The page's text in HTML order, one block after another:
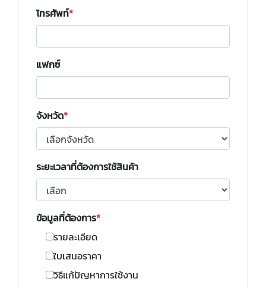
โทรศัพท์
แฟกซ์
จังหวัด
ระยะเวลาที่ต้องการใช้สินค้า
ข้อมูลที่ต้องการ
รายละเอียด
ใบเสนอราคา
วิธีแก้ปัญหาการใช้งาน